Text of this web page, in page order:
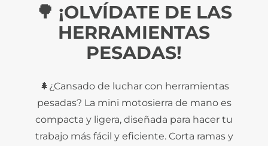
🌳 ¡OLVÍDATE DE LAS
HERRAMIENTAS
PESADAS!
🌲¿Cansado de luchar con herramientas
pesadas? La mini motosierra de mano es
compacta y ligera, diseñada para hacer tu
trabajo más fácil y eficiente. Corta ramas y